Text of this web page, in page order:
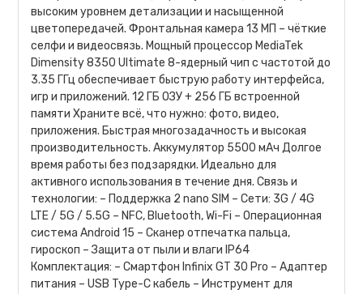
высоким уровнем детализации и насыщенной
цветопередачей. Фронтальная камера 13 МП – чёткие
селфи и видеосвязь. Мощный процессор MediaTek
Dimensity 8350 Ultimate 8-ядерный чип с частотой до
3.35 ГГц обеспечивает быструю работу интерфейса,
игр и приложений. 12 ГБ ОЗУ + 256 ГБ встроенной
памяти Храните всё, что нужно: фото, видео,
приложения. Быстрая многозадачность и высокая
производительность. Аккумулятор 5500 мАч Долгое
время работы без подзарядки. Идеально для
активного использования в течение дня. Связь и
технологии: – Поддержка 2 nano SIM – Сети: 3G / 4G
LTE / 5G / 5.5G – NFC, Bluetooth, Wi-Fi – Операционная
система Android 15 – Сканер отпечатка пальца,
гироскоп – Защита от пыли и влаги IP64
Комплектация: – Смартфон Infinix GT 30 Pro – Адаптер
питания – USB Type-C кабель – Инструмент для